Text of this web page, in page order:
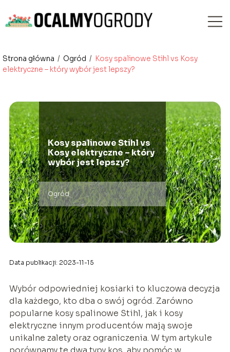
Strona główna / Ogród / Kosy spalinowe Stihl vs Kosy
elektryczne – który wybór jest lepszy?
Kosy spalinowe Stihl vs
Kosy elektryczne – który
wybór jest lepszy?
Ogród
Data publikacji: 2023-11-15
Wybór odpowiedniej kosiarki to kluczowa decyzja
dla każdego, kto dba o swój ogród. Zarówno
popularne kosy spalinowe Stihl, jak i kosy
elektryczne innym producentów mają swoje
unikalne zalety oraz ograniczenia. W tym artykule